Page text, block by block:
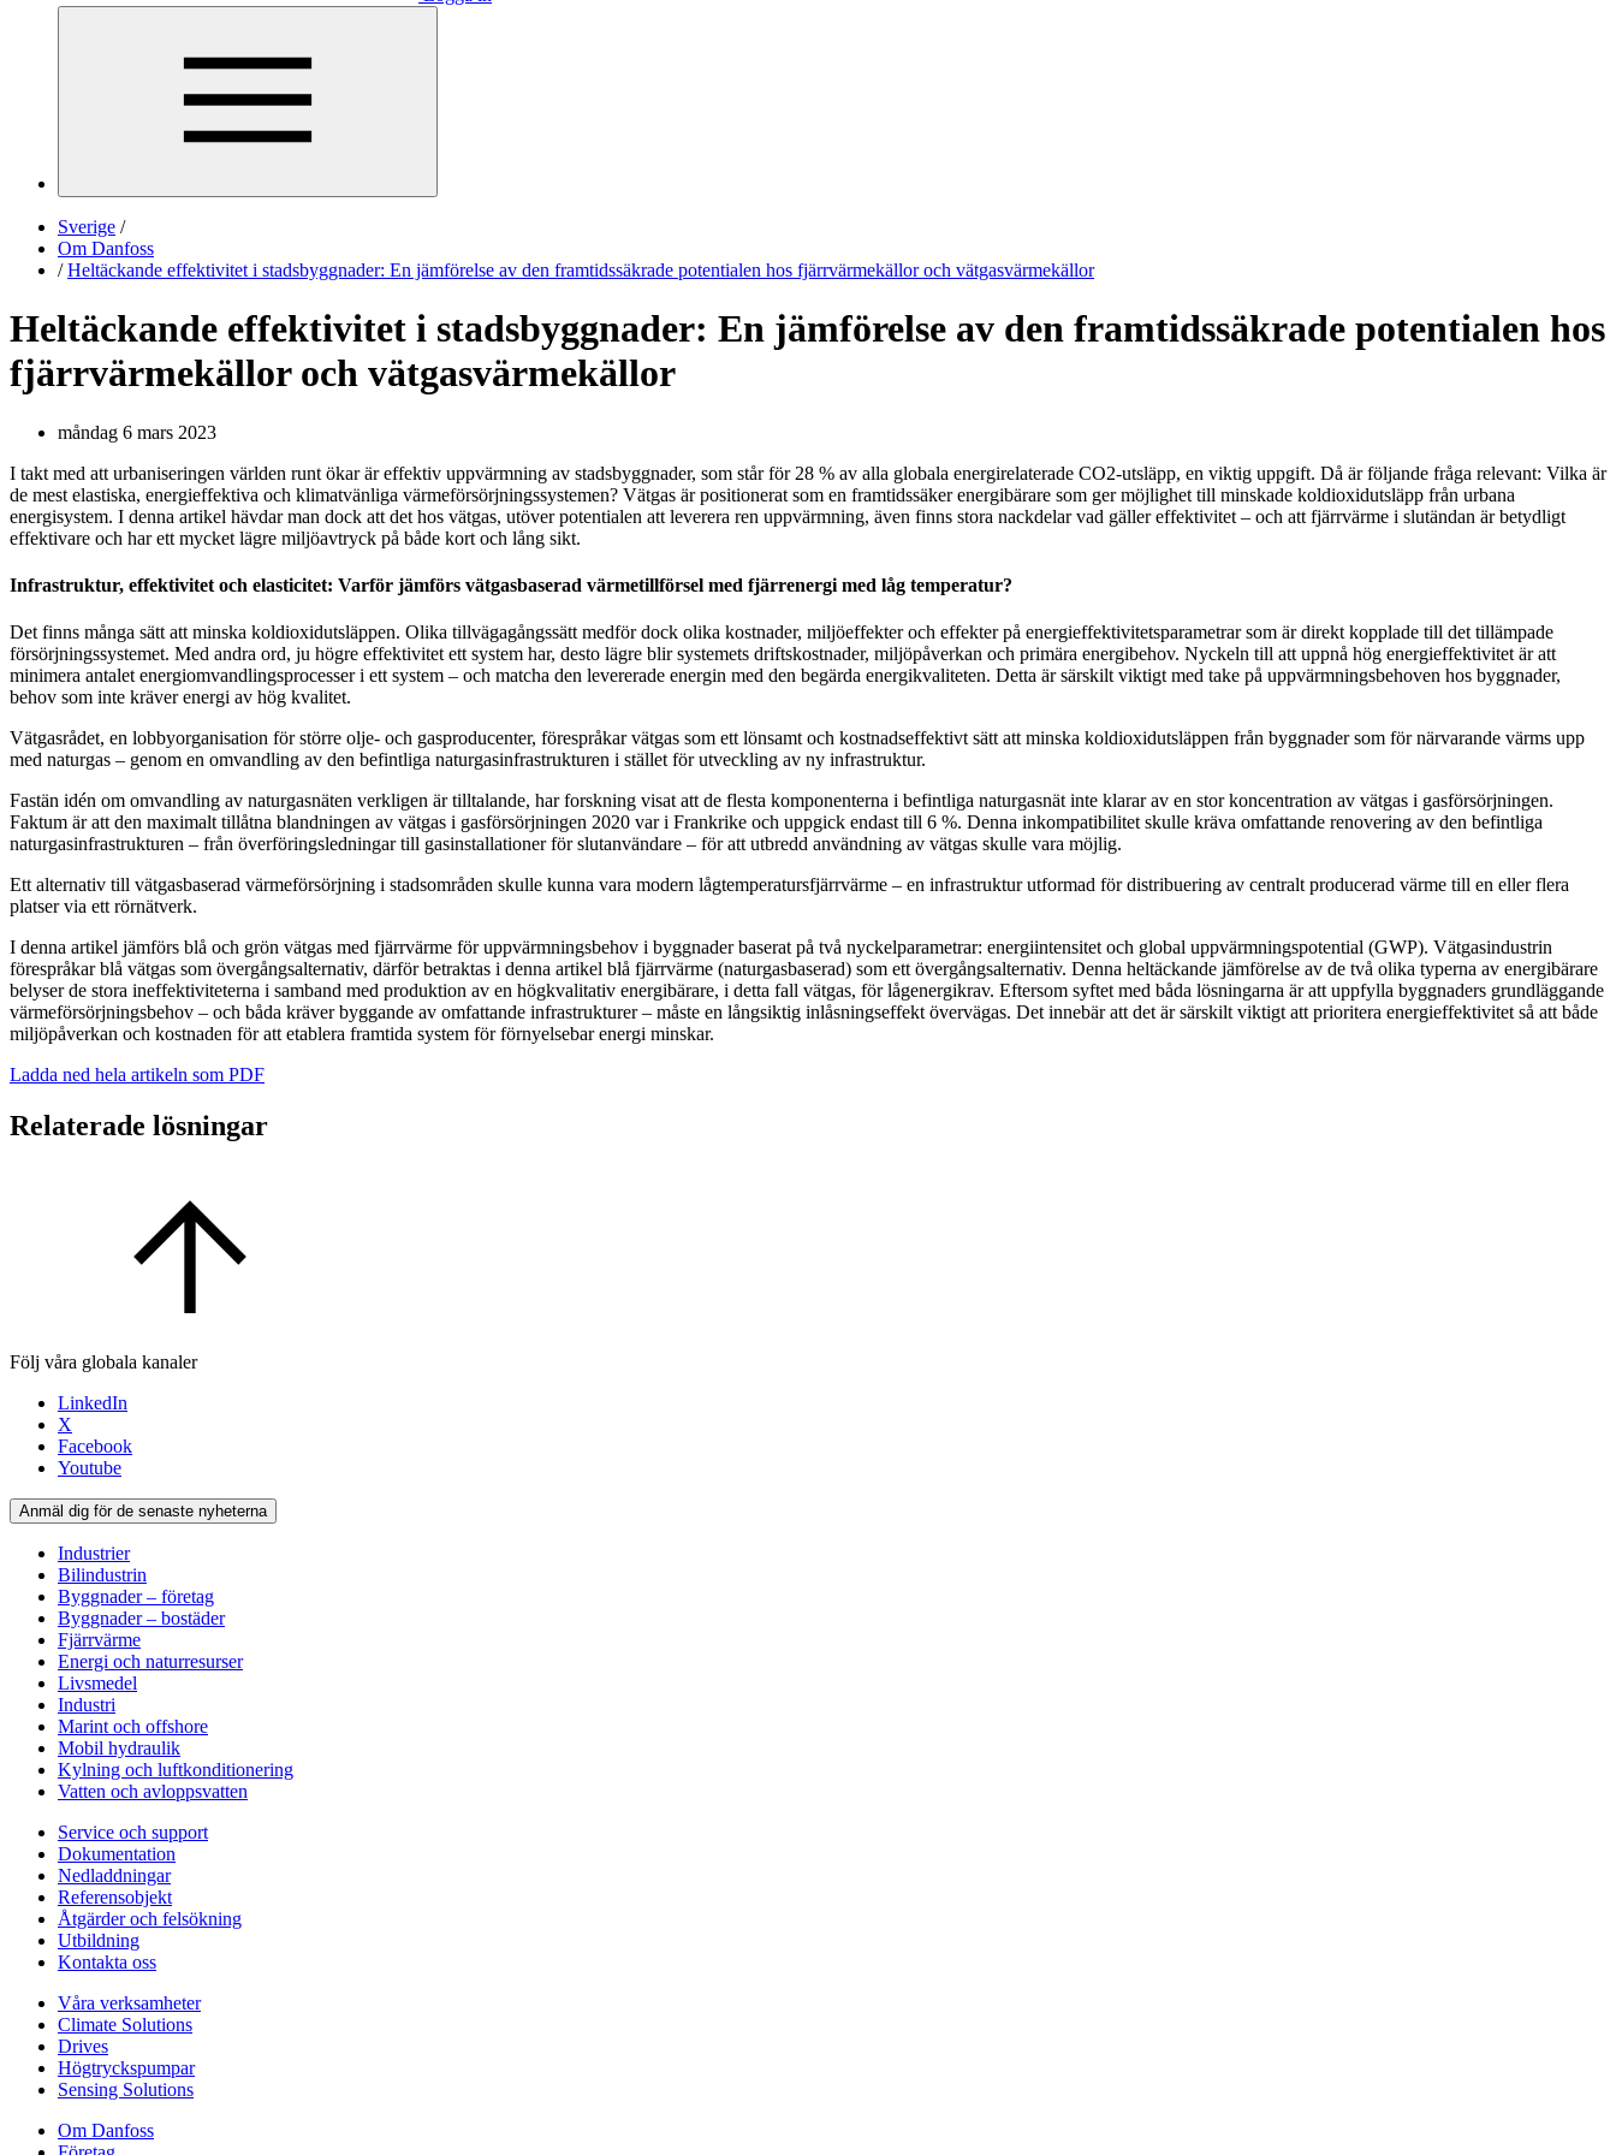
Sverige /
Om Danfoss
/ Heltäckande effektivitet i stadsbyggnader: En jämförelse av den framtidssäkrade potentialen hos fjärrvärmekällor och vätgasvärmekällor
Heltäckande effektivitet i stadsbyggnader: En jämförelse av den framtidssäkrade potentialen hos
fjärrvärmekällor och vätgasvärmekällor
måndag 6 mars 2023
I takt med att urbaniseringen världen runt ökar är effektiv uppvärmning av stadsbyggnader, som står för 28 % av alla globala energirelaterade CO2-utsläpp, en viktig uppgift. Då är följande fråga relevant: Vilka är
de mest elastiska, energieffektiva och klimatvänliga värmeförsörjningssystemen? Vätgas är positionerat som en framtidssäker energibärare som ger möjlighet till minskade koldioxidutsläpp från urbana
energisystem. I denna artikel hävdar man dock att det hos vätgas, utöver potentialen att leverera ren uppvärmning, även finns stora nackdelar vad gäller effektivitet – och att fjärrvärme i slutändan är betydligt
effektivare och har ett mycket lägre miljöavtryck på både kort och lång sikt.
Infrastruktur, effektivitet och elasticitet: Varför jämförs vätgasbaserad värmetillförsel med fjärrenergi med låg temperatur?
Det finns många sätt att minska koldioxidutsläppen. Olika tillvägagångssätt medför dock olika kostnader, miljöeffekter och effekter på energieffektivitetsparametrar som är direkt kopplade till det tillämpade
försörjningssystemet. Med andra ord, ju högre effektivitet ett system har, desto lägre blir systemets driftskostnader, miljöpåverkan och primära energibehov. Nyckeln till att uppnå hög energieffektivitet är att
minimera antalet energiomvandlingsprocesser i ett system – och matcha den levererade energin med den begärda energikvaliteten. Detta är särskilt viktigt med take på uppvärmningsbehoven hos byggnader,
behov som inte kräver energi av hög kvalitet.
Vätgasrådet, en lobbyorganisation för större olje- och gasproducenter, förespråkar vätgas som ett lönsamt och kostnadseffektivt sätt att minska koldioxidutsläppen från byggnader som för närvarande värms upp
med naturgas – genom en omvandling av den befintliga naturgasinfrastrukturen i stället för utveckling av ny infrastruktur.
Fastän idén om omvandling av naturgasnäten verkligen är tilltalande, har forskning visat att de flesta komponenterna i befintliga naturgasnät inte klarar av en stor koncentration av vätgas i gasförsörjningen.
Faktum är att den maximalt tillåtna blandningen av vätgas i gasförsörjningen 2020 var i Frankrike och uppgick endast till 6 %. Denna inkompatibilitet skulle kräva omfattande renovering av den befintliga
naturgasinfrastrukturen – från överföringsledningar till gasinstallationer för slutanvändare – för att utbredd användning av vätgas skulle vara möjlig.
Ett alternativ till vätgasbaserad värmeförsörjning i stadsområden skulle kunna vara modern lågtemperatursfjärrvärme – en infrastruktur utformad för distribuering av centralt producerad värme till en eller flera
platser via ett rörnätverk.
I denna artikel jämförs blå och grön vätgas med fjärrvärme för uppvärmningsbehov i byggnader baserat på två nyckelparametrar: energiintensitet och global uppvärmningspotential (GWP). Vätgasindustrin
förespråkar blå vätgas som övergångsalternativ, därför betraktas i denna artikel blå fjärrvärme (naturgasbaserad) som ett övergångsalternativ. Denna heltäckande jämförelse av de två olika typerna av energibärare
belyser de stora ineffektiviteterna i samband med produktion av en högkvalitativ energibärare, i detta fall vätgas, för lågenergikrav. Eftersom syftet med båda lösningarna är att uppfylla byggnaders grundläggande
värmeförsörjningsbehov – och båda kräver byggande av omfattande infrastrukturer – måste en långsiktig inlåsningseffekt övervägas. Det innebär att det är särskilt viktigt att prioritera energieffektivitet så att både
miljöpåverkan och kostnaden för att etablera framtida system för förnyelsebar energi minskar.
Ladda ned hela artikeln som PDF
Relaterade lösningar
Följ våra globala kanaler
LinkedIn
X
Facebook
Youtube
Anmäl dig för de senaste nyheterna
Industrier
Bilindustrin
Byggnader – företag
Byggnader – bostäder
Fjärrvärme
Energi och naturresurser
Livsmedel
Industri
Marint och offshore
Mobil hydraulik
Kylning och luftkonditionering
Vatten och avloppsvatten
Service och support
Dokumentation
Nedladdningar
Referensobjekt
Åtgärder och felsökning
Utbildning
Kontakta oss
Våra verksamheter
Climate Solutions
Drives
Högtryckspumpar
Sensing Solutions
Om Danfoss